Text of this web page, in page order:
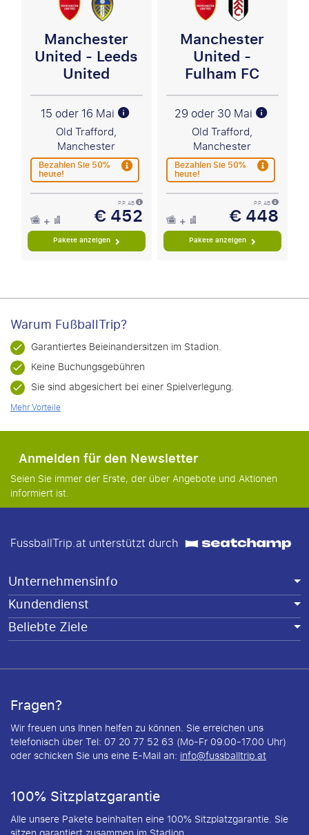
Manchester
United - Leeds
United
15 oder 16 Mai
Old Trafford,
Manchester
Bezahlen Sie 50%
heute!
P.P. AB
€ 452
Pakete anzeigen
Manchester
United -
Fulham FC
29 oder 30 Mai
Old Trafford,
Manchester
Bezahlen Sie 50%
heute!
P.P. AB
€ 448
Pakete anzeigen
Warum FußballTrip?
Garantiertes Beieinandersitzen im Stadion.
Keine Buchungsgebühren
Sie sind abgesichert bei einer Spielverlegung.
Mehr Vorteile
Anmelden für den Newsletter
Seien Sie immer der Erste, der über Angebote und Aktionen
informiert ist.
FussballTrip.at unterstützt durch
Unternehmensinfo
Kundendienst
Beliebte Ziele
Fragen?
Wir freuen uns Ihnen helfen zu können. Sie erreichen uns
telefonisch über Tel: 07 20 77 52 63 (Mo-Fr 09.00-17.00 Uhr)
oder schicken Sie uns eine E-Mail an: info@fussballtrip.at
100% Sitzplatzgarantie
Alle unsere Pakete beinhalten eine 100% Sitzplatzgarantie. Sie